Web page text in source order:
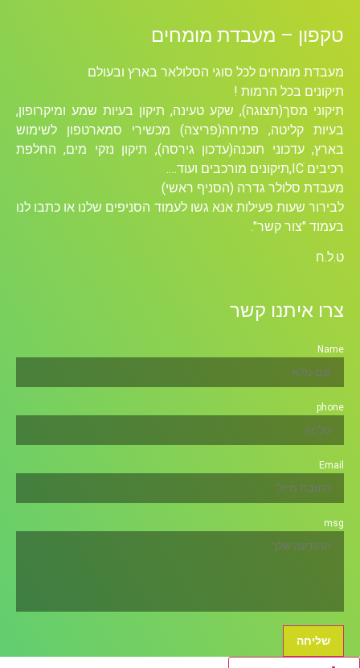
טקפון – מעבדת מומחים
מעבדת מומחים לכל סוגי הסלולאר בארץ ובעולם
תיקונים בכל הרמות !
תיקוני מסך(תצוגה), שקע טעינה, תיקון בעיות שמע ומיקרופון,
בעיות קליטה, פתיחה(פריצה) מכשירי סמארטפון לשימוש
בארץ, עדכוני תוכנה(עדכון גירסה), תיקון נזקי מים, החלפת
רכיבים ICׁ,תיקונים מורכבים ועוד….
מעבדת סלולר גדרה (הסניף ראשי)
לבירור שעות פעילות אנא גשו לעמוד הסניפים שלנו או כתבו לנו
בעמוד "צור קשר".
ט.ל.ח
צרו איתנו קשר
Name
phone
Email
msg
שליחה